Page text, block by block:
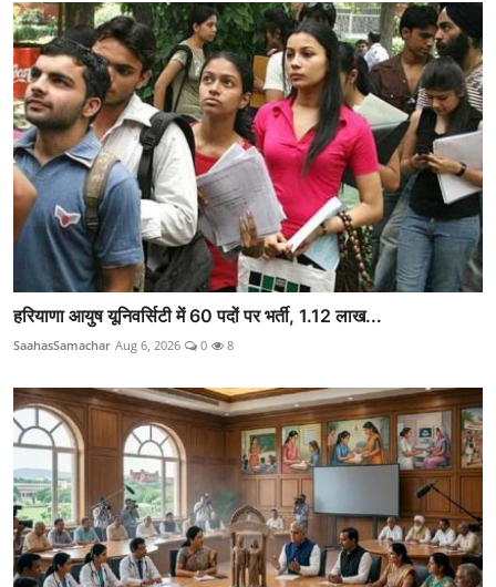
हरियाणा आयुष यूनिवर्सिटी में 60 पदों पर भर्ती, 1.12 लाख...
SaahasSamachar Aug 6, 2026 0 8